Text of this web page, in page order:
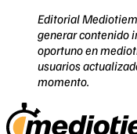
Editorial
generar contenido
oportuno en
usuarios
momento.